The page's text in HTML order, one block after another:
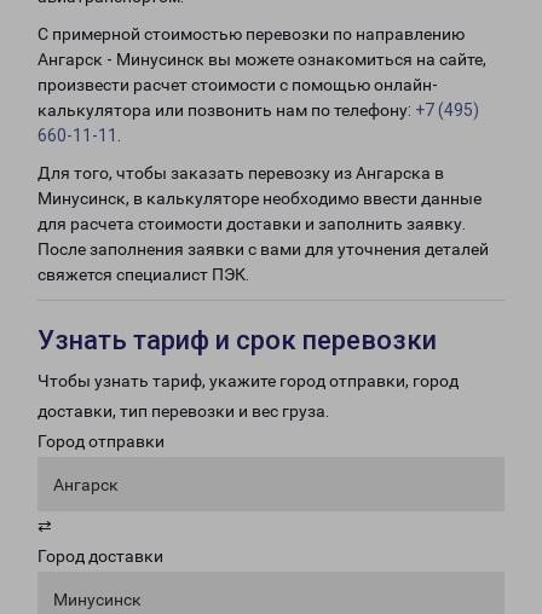
С примерной стоимостью перевозки по направлению
Ангарск - Минусинск вы можете ознакомиться на сайте,
произвести расчет стоимости с помощью онлайн-
калькулятора или позвонить нам по телефону: +7 (495)
660-11-11
Для того, чтобы заказать перевозку из Ангарска в
Минусинск, в калькуляторе необходимо ввести данные
для расчета стоимости доставки и заполнить заявку.
После заполнения заявки с вами для уточнения деталей
свяжется специалист ПЭК.
Узнать тариф и срок перевозки
Чтобы узнать тариф, укажите город отправки, город
доставки, тип перевозки и вес груза.
Город отправки
Ангарск
⇄
Город доставки
Минусинск